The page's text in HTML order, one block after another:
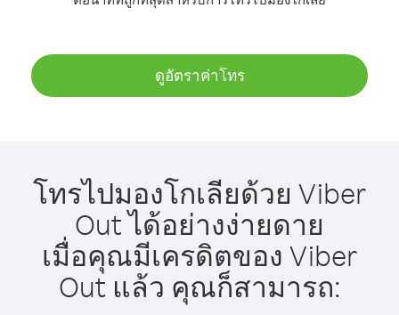
ดูอัตราค่าโทร
โทรไปมองโกเลียด้วย Viber
Out ได้อย่างง่ายดาย
เมื่อคุณมีเครดิตของ Viber
Out แล้ว คุณก็สามารถ: